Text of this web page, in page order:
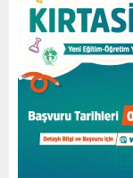
Osmangazi
görevli temizlik
ellerine müzik
stresinden de
mutluluğunu
ileriye taşıyarak